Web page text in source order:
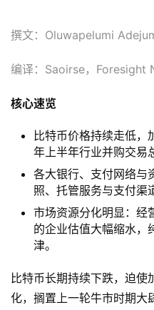
撰文：Oluwapelumi
编译：Saoirse，Foresight
核心速览
比特币价格持续走低，
年上半年行业并购交易
各大银行、支付网络与
照、托管服务与支付渠
市场资源分化明显：经
的企业估值大幅缩水，
津。
比特币长期持续下跌，迫
化，搁置上一轮牛市时期大